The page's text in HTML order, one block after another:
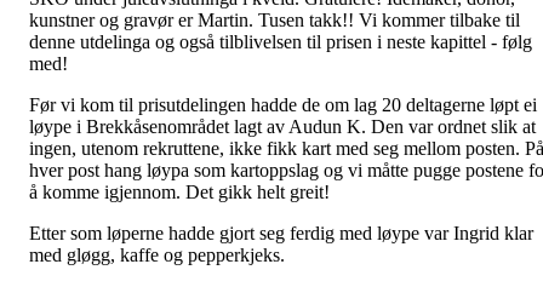
kunstner og gravør er Martin. Tusen takk!! Vi kommer tilbake til
denne utdelinga og også tilblivelsen til prisen i neste kapittel - følg
med!
Før vi kom til prisutdelingen hadde de om lag 20 deltagerne løpt ei
løype i Brekkåsenområdet lagt av Audun K. Den var ordnet slik at
ingen, utenom rekruttene, ikke fikk kart med seg mellom posten. På
hver post hang løypa som kartoppslag og vi måtte pugge postene
å komme igjennom. Det gikk helt greit!
Etter som løperne hadde gjort seg ferdig med løype var Ingrid klar
med gløgg, kaffe og pepperkjeks.